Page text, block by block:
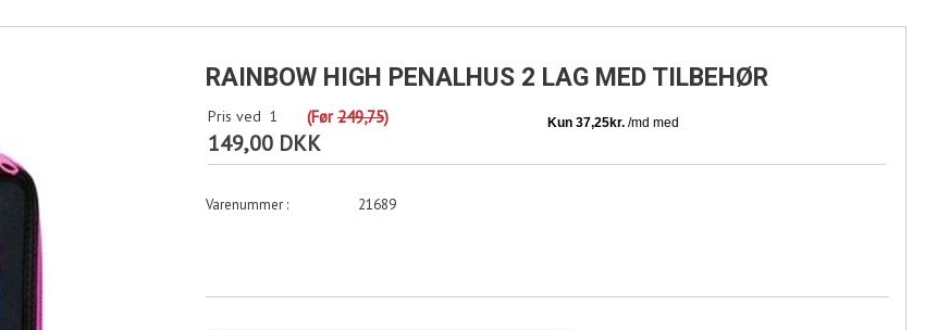
RAINBOW HIGH PENALHUS 2 LAG MED TILBEHØR
Pris ved 1 (Før249,75)
149,00 DKK
21689